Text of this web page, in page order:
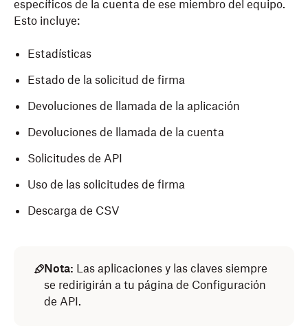
específicos de la cuenta de ese miembro del equipo.
Esto incluye:
Estadísticas
Estado de la solicitud de firma
Devoluciones de llamada de la aplicación
Devoluciones de llamada de la cuenta
Solicitudes de API
Uso de las solicitudes de firma
Descarga de CSV
Nota: Las aplicaciones y las claves siempre
se redirigirán a tu página de Configuración
de API.